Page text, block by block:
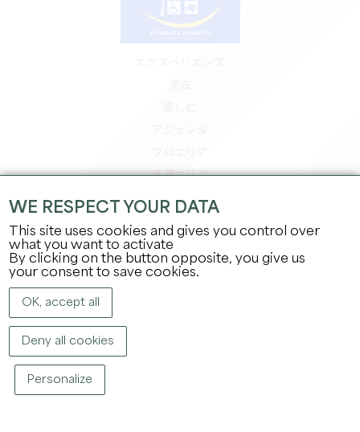
会員エリア
プレスエリア
法的情報
プライバシーポリシー
WE RESPECT YOUR DATA
This site uses cookies and gives you control over
what you want to activate
By clicking on the button opposite, you give us
your consent to save cookies.
OK, accept all
Deny all cookies
Personalize